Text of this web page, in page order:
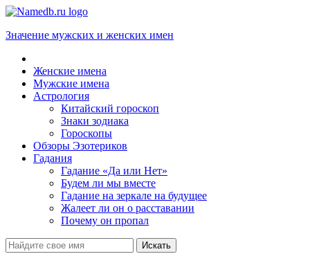
Значение мужских и женских имен
Женские имена
Мужские имена
Астрология
Китайский гороскоп
Знаки зодиака
Гороскопы
Обзоры Эзотериков
Гадания
Гадание «Да или Нет»
Будем ли мы вместе
Гадание на зеркале на будущее
Жалеет ли он о расставании
Почему он пропал